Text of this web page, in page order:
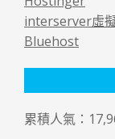
interserver虛
Bluehost
累積人氣：